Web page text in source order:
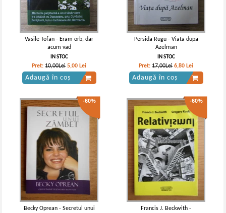
Vasile Tofan - Eram orb, dar
acum vad
IN STOC
Pret:10,00Lei 5,00 Lei
Adaugă în coș
Persida Rugu - Viata dupa
Azelman
IN STOC
Pret:17,00Lei 6,80 Lei
Adaugă în coș
-60%
Becky Oprean - Secretul unui
-60%
Francis J. Beckwith -